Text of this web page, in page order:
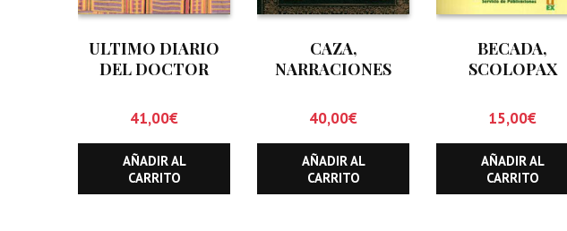
ULTIMO DIARIO
DEL DOCTOR
41,00€
AÑADIR AL
CARRITO
CAZA,
NARRACIONES
ESPAÑA, LA
40,00€
AÑADIR AL
CARRITO
BECADA,
SCOLOPAX
EXTREMADURA,
LA
15,00€
AÑADIR AL
CARRITO